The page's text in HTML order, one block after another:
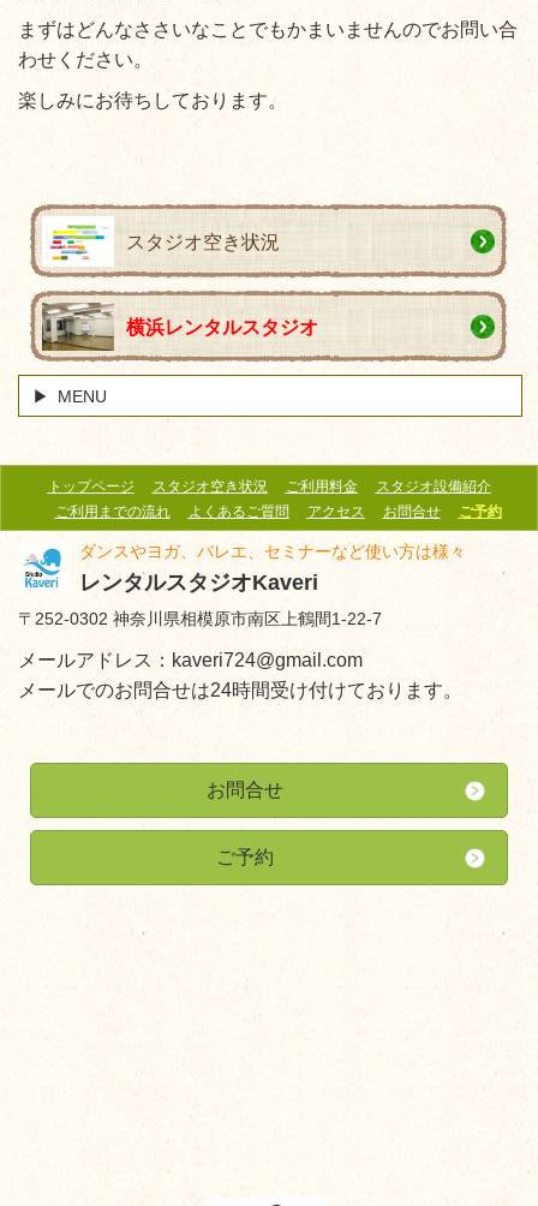
まずはどんなささいなことでもかまいませんのでお問い合
わせください。
楽しみにお待ちしております。
スタジオ空き状況
横浜レンタルスタジオ
MENU
トップページ スタジオ空き状況 ご利用料金
スタジオ設備紹介
ご利用までの流れ
よくあるご質問 アクセス お問合せ ご予約
ダンスやヨガ、バレエ、セミナーなど使い方は様々
レンタルスタジオKaveri
〒252-0302 神奈川県相模原市南区上鶴間1-22-7
メールアドレス：kaveri724@gmail.com
メールでのお問合せは24時間受け付けております。
お問合せ
ご予約